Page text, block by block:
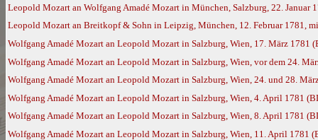
Leopold Mozart an Wolfgang Amadé Mozart in München, Salzburg, 22. Januar
Leopold Mozart an Breitkopf & Sohn in Leipzig, München, 12. Februar 1781,
Wolfgang Amadé Mozart an Leopold Mozart in Salzburg, Wien, 17. März 1781
Wolfgang Amadé Mozart an Leopold Mozart in Salzburg, Wien, vor dem 24.
Wolfgang Amadé Mozart an Leopold Mozart in Salzburg, Wien, 24. und 28.
Wolfgang Amadé Mozart an Leopold Mozart in Salzburg, Wien, 4. April 1781
Wolfgang Amadé Mozart an Leopold Mozart in Salzburg, Wien, 8. April 1781
Wolfgang Amadé Mozart an Leopold Mozart in Salzburg, Wien, 11. April 1781